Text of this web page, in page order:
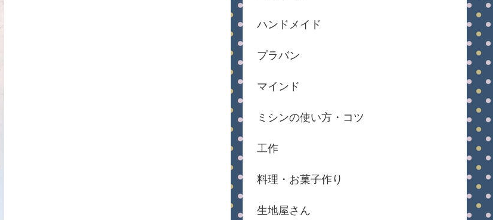
ハンドメイド
プラバン
マインド
ミシンの使い方・コツ
工作
料理・お菓子作り
生地屋さん